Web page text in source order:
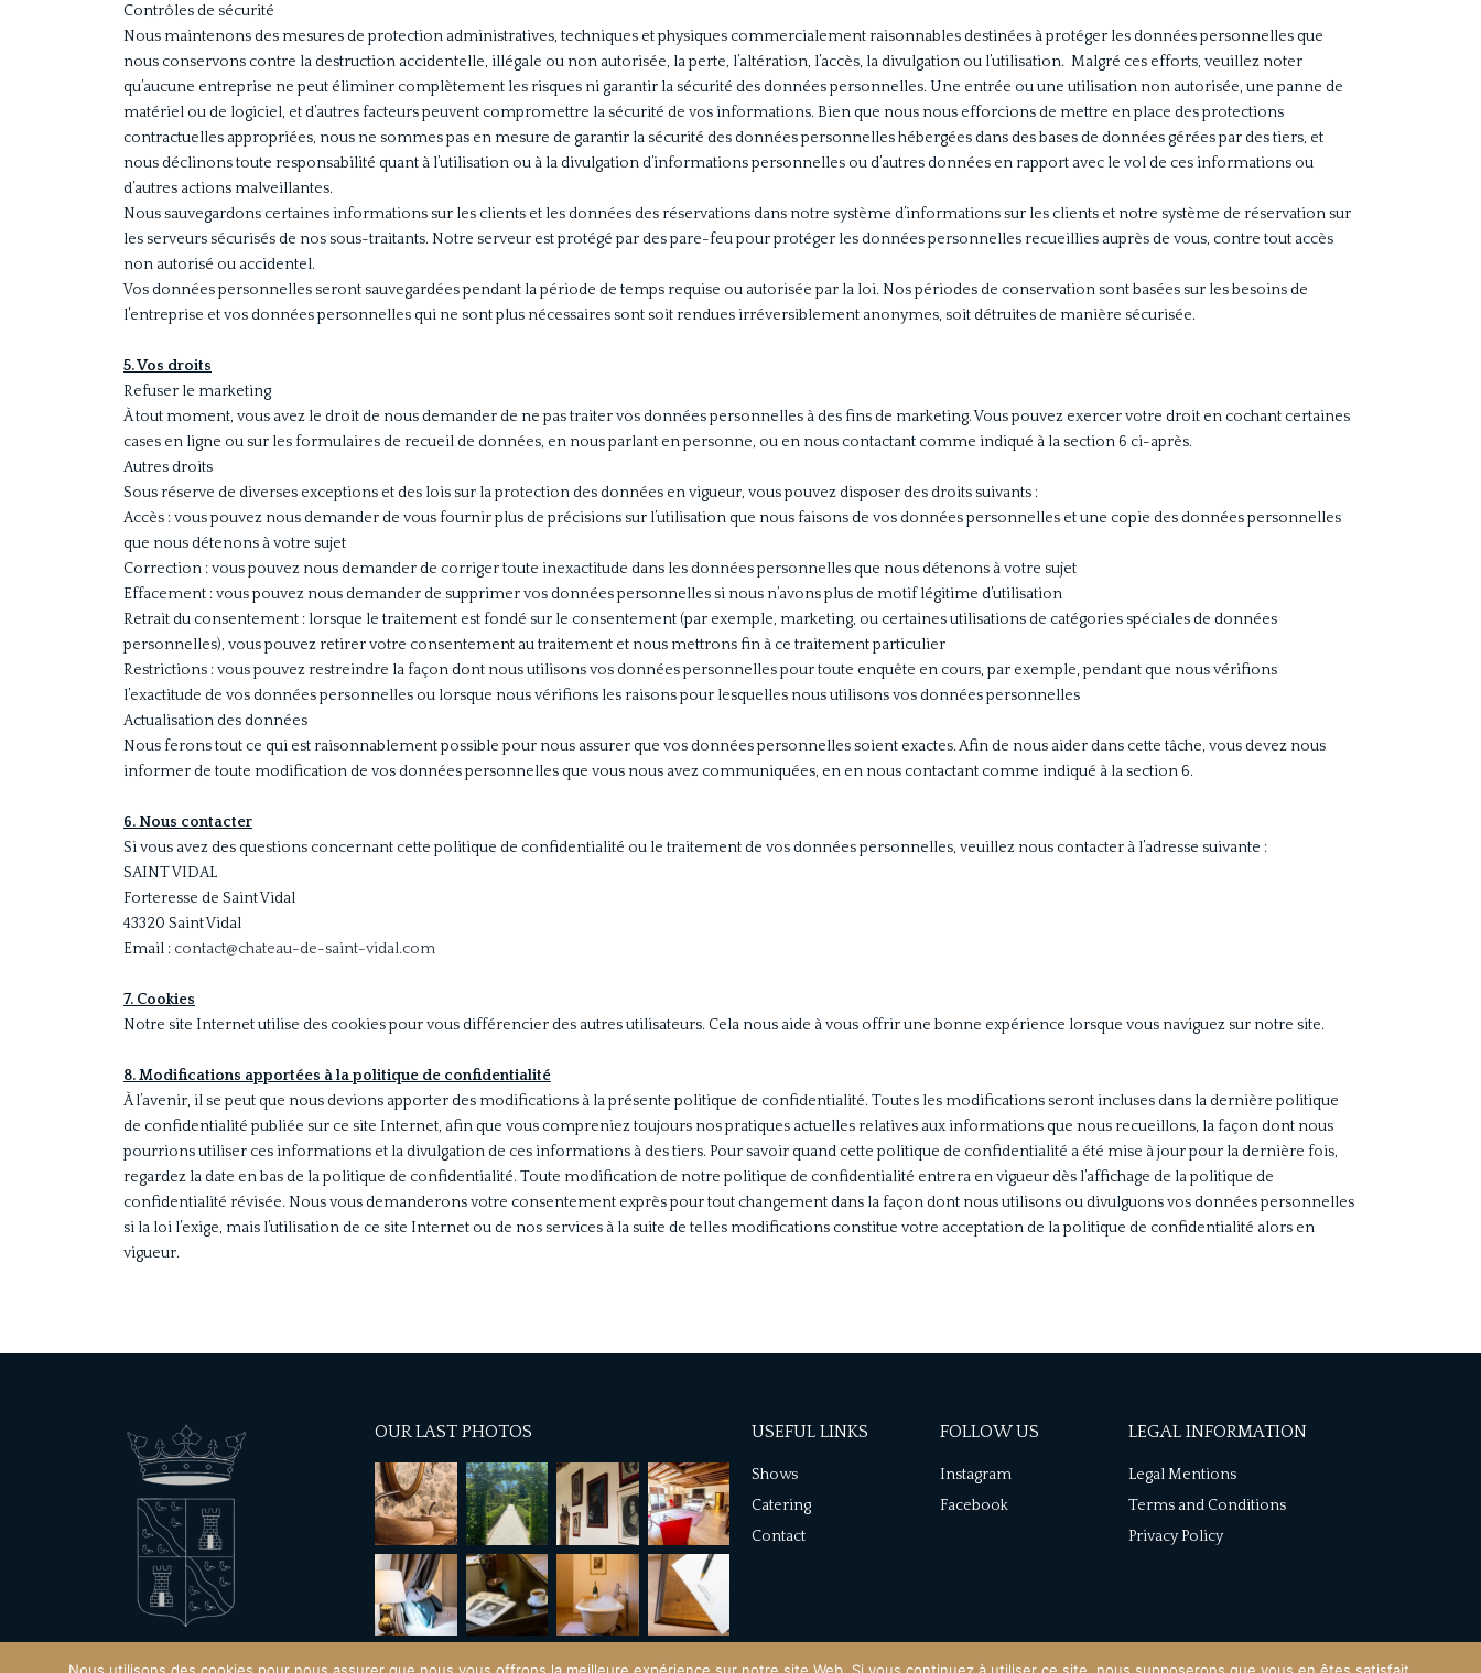
Contrôles de sécurité
Nous maintenons des mesures de protection administratives, techniques et physiques commercialement raisonnables destinées à protéger les données personnelles que
nous conservons contre la destruction accidentelle, illégale ou non autorisée, la perte, l’altération, l’accès, la divulgation ou l’utilisation. Malgré ces efforts, veuillez noter
qu’aucune entreprise ne peut éliminer complètement les risques ni garantir la sécurité des données personnelles. Une entrée ou une utilisation non autorisée, une panne de
matériel ou de logiciel, et d’autres facteurs peuvent compromettre la sécurité de vos informations. Bien que nous nous efforcions de mettre en place des protections
contractuelles appropriées, nous ne sommes pas en mesure de garantir la sécurité des données personnelles hébergées dans des bases de données gérées par des tiers, et
nous déclinons toute responsabilité quant à l’utilisation ou à la divulgation d’informations personnelles ou d’autres données en rapport avec le vol de ces informations ou
d’autres actions malveillantes.
Nous sauvegardons certaines informations sur les clients et les données des réservations dans notre système d’informations sur les clients et notre système de réservation sur
les serveurs sécurisés de nos sous-traitants. Notre serveur est protégé par des pare-feu pour protéger les données personnelles recueillies auprès de vous, contre tout accès
non autorisé ou accidentel.
Vos données personnelles seront sauvegardées pendant la période de temps requise ou autorisée par la loi. Nos périodes de conservation sont basées sur les besoins de
l’entreprise et vos données personnelles qui ne sont plus nécessaires sont soit rendues irréversiblement anonymes, soit détruites de manière sécurisée.
5. Vos droits
Refuser le marketing
À tout moment, vous avez le droit de nous demander de ne pas traiter vos données personnelles à des fins de marketing. Vous pouvez exercer votre droit en cochant certaines
cases en ligne ou sur les formulaires de recueil de données, en nous parlant en personne, ou en nous contactant comme indiqué à la section 6 ci-après.
Autres droits
Sous réserve de diverses exceptions et des lois sur la protection des données en vigueur, vous pouvez disposer des droits suivants :
Accès : vous pouvez nous demander de vous fournir plus de précisions sur l’utilisation que nous faisons de vos données personnelles et une copie des données personnelles
que nous détenons à votre sujet
Correction : vous pouvez nous demander de corriger toute inexactitude dans les données personnelles que nous détenons à votre sujet
Effacement : vous pouvez nous demander de supprimer vos données personnelles si nous n’avons plus de motif légitime d’utilisation
Retrait du consentement : lorsque le traitement est fondé sur le consentement (par exemple, marketing, ou certaines utilisations de catégories spéciales de données
personnelles), vous pouvez retirer votre consentement au traitement et nous mettrons fin à ce traitement particulier
Restrictions : vous pouvez restreindre la façon dont nous utilisons vos données personnelles pour toute enquête en cours, par exemple, pendant que nous vérifions
l’exactitude de vos données personnelles ou lorsque nous vérifions les raisons pour lesquelles nous utilisons vos données personnelles
Actualisation des données
Nous ferons tout ce qui est raisonnablement possible pour nous assurer que vos données personnelles soient exactes. Afin de nous aider dans cette tâche, vous devez nous
informer de toute modification de vos données personnelles que vous nous avez communiquées, en en nous contactant comme indiqué à la section 6.
6. Nous contacter
Si vous avez des questions concernant cette politique de confidentialité ou le traitement de vos données personnelles, veuillez nous contacter à l’adresse suivante :
SAINT VIDAL
Forteresse de Saint Vidal
43320 Saint Vidal
Email : contact@chateau-de-saint-vidal.com
7. Cookies
Notre site Internet utilise des cookies pour vous différencier des autres utilisateurs. Cela nous aide à vous offrir une bonne expérience lorsque vous naviguez sur notre site.
8. Modifications apportées à la politique de confidentialité
À l’avenir, il se peut que nous devions apporter des modifications à la présente politique de confidentialité. Toutes les modifications seront incluses dans la dernière politique
de confidentialité publiée sur ce site Internet, afin que vous compreniez toujours nos pratiques actuelles relatives aux informations que nous recueillons, la façon dont nous
pourrions utiliser ces informations et la divulgation de ces informations à des tiers. Pour savoir quand cette politique de confidentialité a été mise à jour pour la dernière fois,
regardez la date en bas de la politique de confidentialité. Toute modification de notre politique de confidentialité entrera en vigueur dès l’affichage de la politique de
confidentialité révisée. Nous vous demanderons votre consentement exprès pour tout changement dans la façon dont nous utilisons ou divulguons vos données personnelles
si la loi l’exige, mais l’utilisation de ce site Internet ou de nos services à la suite de telles modifications constitue votre acceptation de la politique de confidentialité alors en
vigueur.
OUR LAST PHOTOS USEFUL LINKS
Shows
Catering
Contact
FOLLOW US
Instagram
Facebook
LEGAL INFORMATION
Legal Mentions
Terms and Conditions
Privacy Policy